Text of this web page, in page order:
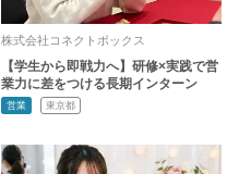
株式会社コネクトボックス
【学生から即戦力へ】研修×実践で営
業力に差をつける長期インターン
営業 東京都